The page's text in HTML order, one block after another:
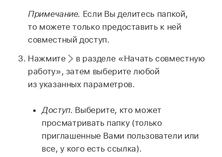
Примечание. Если Вы делитесь папкой,
то можете только предоставить к ней
совместный доступ.
Нажмите
в разделе «Начать совместную
работу», затем выберите любой
из указанных параметров.
Доступ. Выберите, кто может
просматривать папку (только
приглашенные Вами пользователи или
все, у кого есть ссылка).